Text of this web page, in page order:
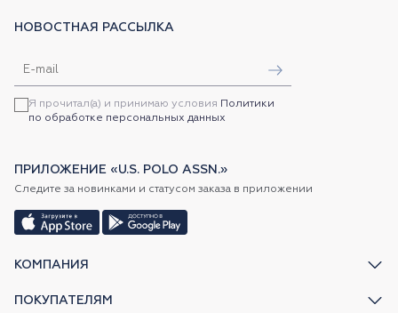
КОМПАНИЯ
ПОКУПАТЕЛЯМ
НОВОСТНАЯ РАССЫЛКА
Я прочитал(а) и принимаю условия Политики
по обработке персональных данных
ПРИЛОЖЕНИЕ «U.S. POLO ASSN.»
Следите за новинками и статусом заказа в приложении